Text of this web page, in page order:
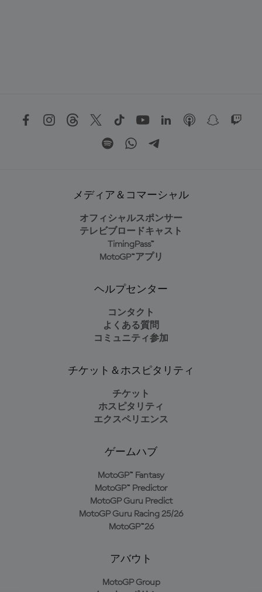
メディア＆コマーシャル
オフィシャルスポンサー
テレビブロードキャスト
TimingPass™
MotoGP™アプリ
ヘルプセンター
コンタクト
よくある質問
コミュニティ参加
チケット＆ホスピタリティ
チケット
ホスピタリティ
エクスペリエンス
ゲームハブ
MotoGP™ Fantasy
MotoGP™ Predictor
MotoGP Guru Predict
MotoGP Guru Racing 25/26
MotoGP™26
アバウト
MotoGP Group